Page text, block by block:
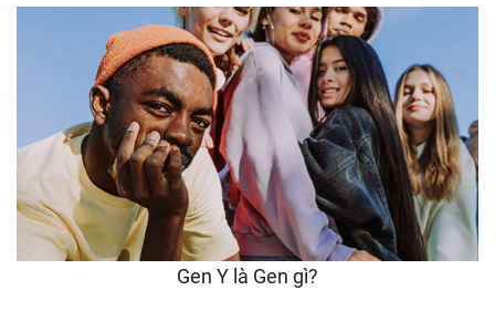
Gen Y là Gen gì?